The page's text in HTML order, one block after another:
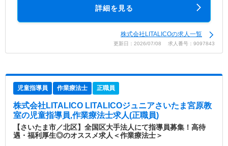
詳細を見る
株式会社LITALICOの求人一覧
更新日：2026/07/08 求人番号：9097843
児童指導員 作業療法士 正職員
株式会社LITALICO LITALICOジュニアさいたま宮原教
室の児童指導員,作業療法士求人(正職員)
【さいたま市／北区】全国区大手法人にて指導員募集！高待
遇・福利厚生◎のオススメ求人＜作業療法士＞